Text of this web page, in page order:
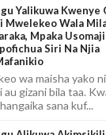
Yalikuwa Kwenye
Mwelekeo Wala
Mpaka
Siri Na Njia
wa maisha yako ni
gizani bila taa.
sana kuf...